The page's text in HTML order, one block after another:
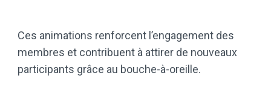
Ces animations renforcent l’engagement des
membres et contribuent à attirer de nouveaux
participants grâce au bouche-à-oreille.